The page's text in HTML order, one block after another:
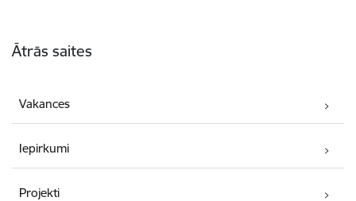
Ātrās saites
Vakances
Iepirkumi
Projekti